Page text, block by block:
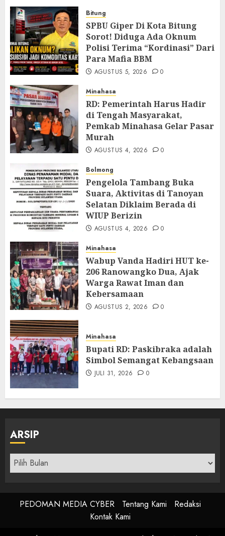
Bitung
SPBU Giper Di Kota Bitung
Sorot! Diduga Ada Oknum
Polisi Terima “Kordinasi” Dari
Para Mafia BBM
AGUSTUS 5, 2026 0
Minahasa
RD: Pemerintah Harus Hadir
di Tengah Masyarakat,
Pemkab Minahasa Gelar Pasar
Murah
AGUSTUS 4, 2026 0
Bolmong
Pengelola Tambang Buka
Suara, Aktivitas di Tanoyan
Selatan Diklaim Berada di
WIUP Berizin
AGUSTUS 4, 2026 0
Minahasa
Wabup Vanda Hadiri HUT ke-
206 Ranowangko Dua, Ajak
Warga Rawat Iman dan
Kebersamaan
AGUSTUS 2, 2026 0
Minahasa
Bupati RD: Paskibraka adalah
Simbol Semangat Kebangsaan
JULI 31, 2026 0
ARSIP
Arsip
PEDOMAN MEDIA CYBER Tentang Kami
Redaksi
Kontak Kami